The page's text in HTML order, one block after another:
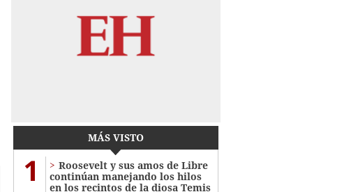
MÁS VISTO
1
Roosevelt y sus amos de Libre
continúan manejando los hilos
en los recintos de la diosa Temis